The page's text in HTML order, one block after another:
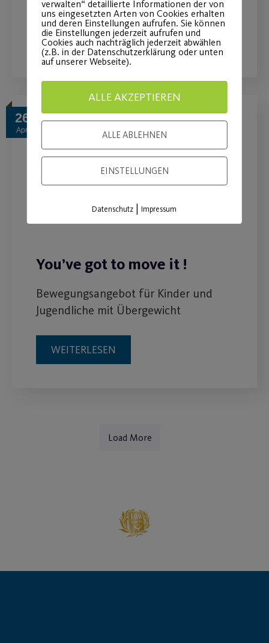
WEITERLESEN
26
Apr.
You’ve got to move it !
Bewegungsangebot für Kinder und
Jugendliche mit Übergewicht
WEITERLESEN
Load More
verwalten“ detaillierte Informationen der von
uns eingesetzten Arten von Cookies erhalten
und deren Einstellungen aufrufen. Sie können
die Einstellungen jederzeit aufrufen und
Cookies auch nachträglich jederzeit abwählen
(z.B. in der Datenschutzerklärung oder unten
auf unserer Webseite).
ALLE AKZEPTIEREN
ALLE ABLEHNEN
EINSTELLUNGEN
Datenschutz |Impressum